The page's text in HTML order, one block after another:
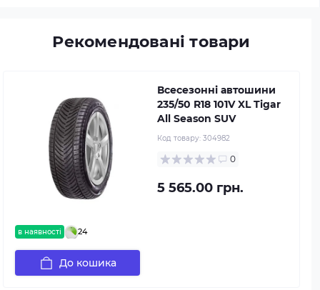
Рекомендовані товари
в наявності 24
Всесезонні автошини
235/50 R18 101V XL Tigar
All Season SUV
Код товару: 304982
0
5 565.00 грн.
До кошика